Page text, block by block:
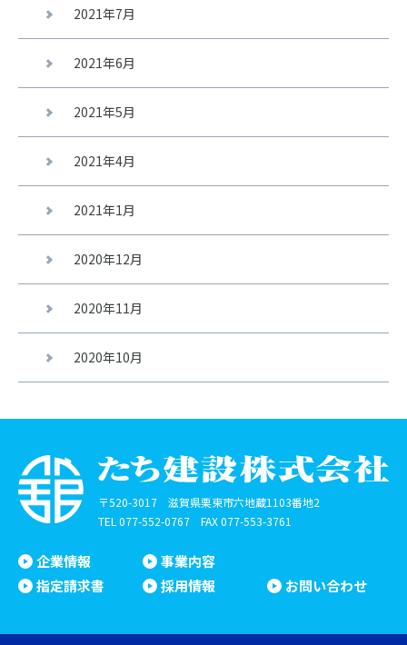
2021年7月
2021年6月
2021年5月
2021年4月
2021年1月
2020年12月
2020年11月
2020年10月
〒520-3017 滋賀県栗東市六地蔵1103番地2
TEL077-552-0767 FAX 077-553-3761
企業情報
事業内容
指定請求書
採用情報 お問い合わせ